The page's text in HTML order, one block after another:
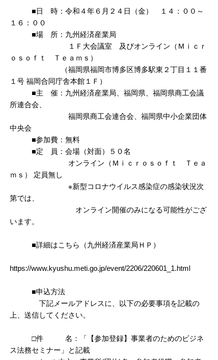
■日 時：令和４年６月２４日（金） １４：００～
１６：００
■場 所：九州経済産業局
１Ｆ大会議室 及びオンライン（Ｍｉｃｒ
ｏｓｏｆｔ Ｔｅａｍｓ）
（福岡県福岡市博多区博多駅東２丁目１１番
１号 福岡合同庁舎本館１Ｆ）
■主 催：九州経済産業局、福岡県、福岡県商工会議
所連合会、
福岡県商工会連合会、福岡県中小企業団体
中央会
■参加費：無料
■定 員：会場（対面）５０名
オンライン（Ｍｉｃｒｏｓｏｆｔ Ｔｅａ
ｍｓ） 定員無し
※新型コロナウイルス感染症の感染状況次
第では、
オンライン開催のみになる可能性がござ
います。
■詳細はこちら（九州経済産業局ＨＰ）
https://www.kyushu.meti.go.jp/event/2206/220601_1.html
■申込方法
下記メールアドレスに、以下の必要事項を記載の
上、送信してください。
□件 名：「【参加登録】事業者のためのビジネ
ス法務セミナー」と記載